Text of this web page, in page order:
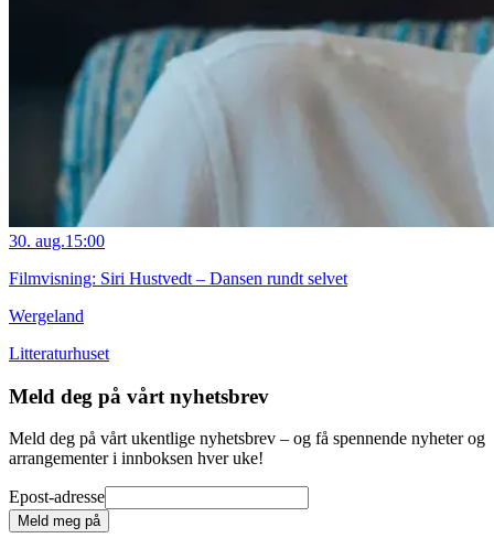
30. aug.15:00
Filmvisning: Siri Hustvedt – Dansen rundt selvet
Wergeland
Litteraturhuset
Meld deg på vårt nyhetsbrev
Meld deg på vårt ukentlige nyhetsbrev – og få spennende nyheter og
arrangementer i innboksen hver uke!
Epost-adresse
Meld meg på